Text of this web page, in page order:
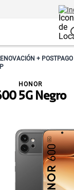
+
5G Negro
HONOR